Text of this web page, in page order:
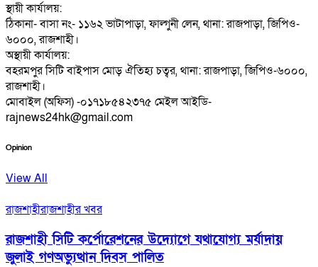
স্থায়ী কার্যালয়:
ঠিকানা- বাসা নং- ১১৬২ ভাটাপাড়া, ফাল্গুনী লেন, থানা: রাজপাড়া, জিপিও-
৬০০০, রাজশাহী।
অস্থায়ী কার্যালয়:
বহরমপুর সিটি বাইপাস মোড় ঐতিহ্য চত্বর, থানা: রাজপাড়া, জিপিও-৬০০০,
রাজশাহী।
মোবাইল (অফিস) -০১৭১৮৫৪২৩৭৫ মেইল আইডি-
rajnews24hk@gmail.com
Opinion
View All
রাজশাহীরাজশাহীর খবর
রাজশাহী সিটি কর্পোরেশনের উদ্যোগে যথাযোগ্য মর্যাদায়
জুলাই গণঅভ্যুত্থান দিবস পালিত